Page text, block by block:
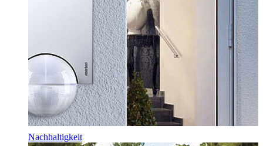
Nachhaltigkeit